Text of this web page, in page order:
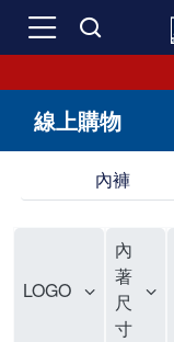
線上購物
內褲
LOGO
內
著
尺
寸